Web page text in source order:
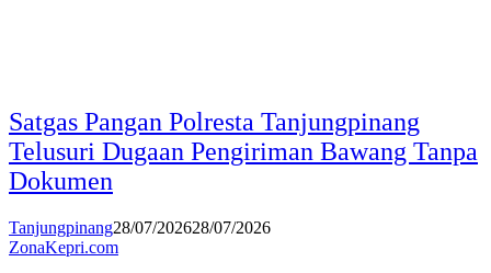
Satgas Pangan Polresta Tanjungpinang
Telusuri Dugaan Pengiriman Bawang Tanpa
Dokumen
Tanjungpinang28/07/202628/07/2026
ZonaKepri.com